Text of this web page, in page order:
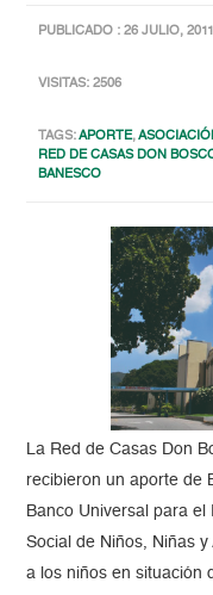
PUBLICADO : 26 JULIO, 2011
VISITAS: 2506
TAGS:APORTE,
RED DE CASAS DON
BANESCO
La Red de Casas Don
recibieron un aporte de
Banco Universal para el
Social de Niños, Niñas
a los niños en situación